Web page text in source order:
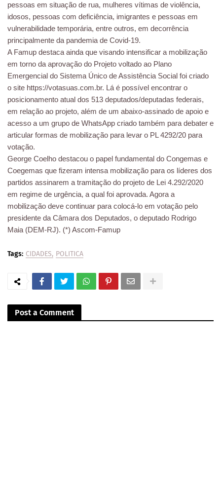
pessoas em situação de rua, mulheres vítimas de violência,
idosos, pessoas com deficiência, imigrantes e pessoas em
vulnerabilidade temporária, entre outros, em decorrência
principalmente da pandemia de Covid-19.
A Famup destaca ainda que visando intensificar a mobilização
em torno da aprovação do Projeto voltado ao Plano
Emergencial do Sistema Único de Assistência Social foi criado
o site https://votasuas.com.br. Lá é possível encontrar o
posicionamento atual dos 513 deputados/deputadas federais,
em relação ao projeto, além de um abaixo-assinado de apoio e
acesso a um grupo de WhatsApp criado também para debater e
articular formas de mobilização para levar o PL 4292/20 para
votação.
George Coelho destacou o papel fundamental do Congemas e
Coegemas que fizeram intensa mobilização para os líderes dos
partidos assinarem a tramitação do projeto de Lei 4.292/2020
em regime de urgência, a qual foi aprovada. Agora a
mobilização deve continuar para colocá-lo em votação pelo
presidente da Câmara dos Deputados, o deputado Rodrigo
Maia (DEM-RJ). (*) Ascom-Famup
Tags: CIDADES POLITICA
Post a Comment